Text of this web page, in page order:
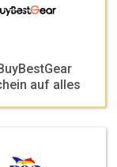
Featured
auf alles